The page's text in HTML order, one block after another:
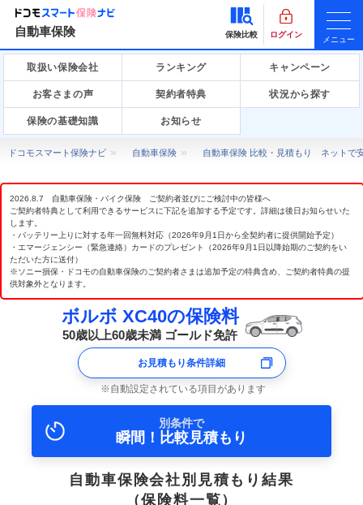
自動車保険 保険比較 ログイン
メニュー
取扱い保険会社 ランキング キャンペーン
お客さまの声 契約者特典 状況から探す
保険の基礎知識 お知らせ
ドコモスマート保険ナビ 自動車保険 自動車保険 比較・見積もり ネットで
2026.8.7 自動車保険・バイク保険 ご契約者並びにご検討中の皆様へ
ご契約者特典として利用できるサービスに下記を追加する予定です。詳細は後日お知らせいた
します。
・バッテリー上りに対する年一回無料対応（2026年9月1日から全契約者に提供開始予定）
・エマージェンシー（緊急連絡）カードのプレゼント（2026年9月1日以降始期のご契約をい
ただいた方に送付）
※ソニー損保・ドコモの自動車保険のご契約者さまは追加予定の特典含め、ご契約者特典の提
供対象外となります。
ボルボ XC40の保険料
50歳以上60歳未満 ゴールド免許
お見積もり条件詳細
自動設定されている項目があります
別条件で
瞬間！比較見積もり
自動車保険会社別見積もり結果
（保険料一覧）